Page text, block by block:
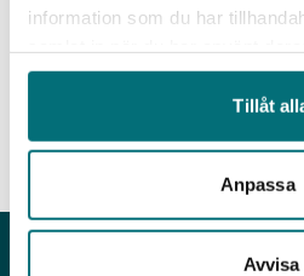
information som du har
Tillåt
Anpassa
Avvisa
lyfter bland annat nyheter, goda
Vet du någon som kan vara
Tipsa dem om att prenumera på